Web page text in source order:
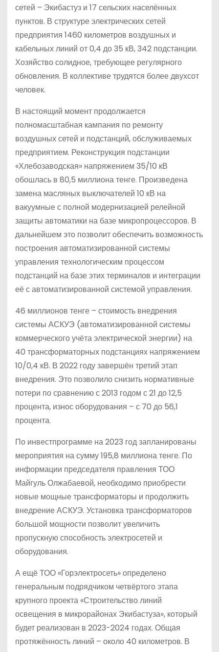
сетей – Экибастуз и 17 сельских населённых
пунктов. В структуре электрических сетей
предприятия 1460 километров воздушных и
кабельных линий от 0,4 до 35 кВ, 342 подстанции.
Хозяйство солидное, требующее регулярного
обновления. В коллективе трудятся более двухсот
человек.
В настоящий момент продолжается
полномасштабная кампания по ремонту
воздушных сетей и подстанций, обслуживаемых
предприятием. Реконструкция подстанции
«Хлебозаводская» напряжением 35/10 кВ
обошлась в 80,5 миллиона тенге. Произведена
замена масляных выключателей 10 кВ на
вакуумные с полной модернизацией релейной
защиты автоматики на базе микропроцессоров. В
дальнейшем это позволит обеспечить возможность
построения автоматизированной системы
управления технологическим процессом
подстанций на базе этих терминалов и интеграции
её с автоматизированной системой управления.
46 миллионов тенге – стоимость внедрения
системы АСКУЭ (автоматизированной системы
коммерческого учёта электрической энергии) на
40 трансформаторных подстанциях напряжением
10/0,4 кВ. В 2022 году завершён третий этап
внедрения. Это позволило снизить нормативные
потери по сравнению с 2013 годом с 21 до 12,5
процента, износ оборудования – с 70 до 56,1
процента.
По инвестпрограмме на 2023 год запланированы
мероприятия на сумму 195,8 миллиона тенге. По
информации председателя правления ТОО
Майгуль Олжабаевой, необходимо приобрести
новые мощные трансформаторы и продолжить
внедрение АСКУЭ. Установка трансформаторов
большой мощности позволит увеличить
пропускную способность электросетей и
оборудования.
А ещё ТОО «Горэлектросеть» определено
генеральным подрядчиком четвёртого этапа
крупного проекта «Строительство линий
освещения в микрорайонах Экибастуза», который
будет реализован в 2023-2024 годах. Общая
протяжённость линий – около 40 километров. В